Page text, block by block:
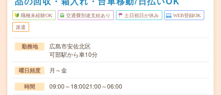
職種未経験OK 交通費別途支給あり 土日祝日が休み WEB登録OK
派遣
勤務地
広島市安佐北区
可部駅から車10分
曜日頻度 月～金
時間 09:00～18:0021:00～06:00